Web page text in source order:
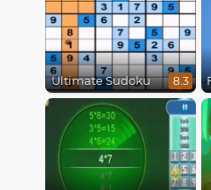
Ultimate Sudoku 8.3